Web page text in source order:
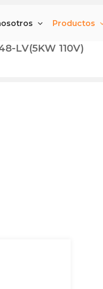
Productos
LV(5KW 110V)